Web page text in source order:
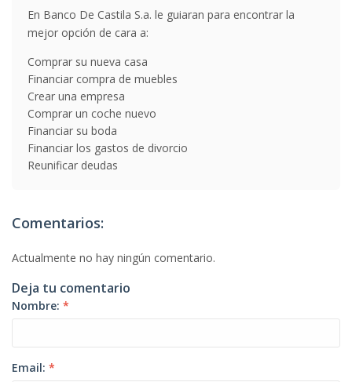
En Banco De Castila S.a. le guiaran para encontrar la
mejor opción de cara a:
Comprar su nueva casa
Financiar compra de muebles
Crear una empresa
Comprar un coche nuevo
Financiar su boda
Financiar los gastos de divorcio
Reunificar deudas
Comentarios:
Actualmente no hay ningún comentario.
Deja tu comentario
Nombre: *
Email: *